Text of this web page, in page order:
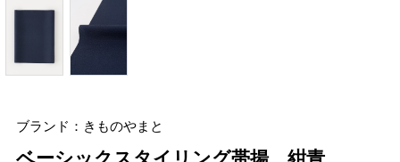
ブランド：きものやまと